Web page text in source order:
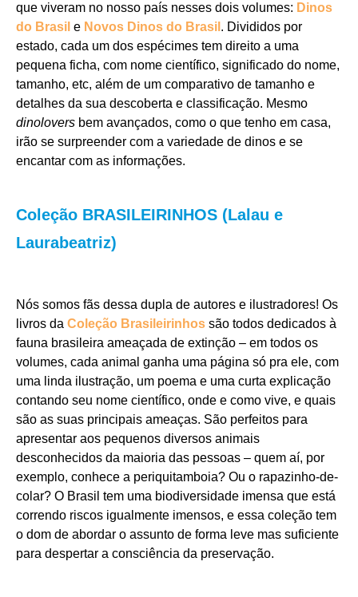
que viveram no nosso país nesses dois volumes: Dinos
do Brasil e Novos Dinos do Brasil . Divididos por
estado, cada um dos espécimes tem direito a uma
pequena ficha, com nome científico, significado do nome,
tamanho, etc, além de um comparativo de tamanho e
detalhes da sua descoberta e classificação. Mesmo
dinolovers bem avançados, como o que tenho em casa,
irão se surpreender com a variedade de dinos e se
encantar com as informações.
Coleção BRASILEIRINHOS (Lalau e
Laurabeatriz)
Nós somos fãs dessa dupla de autores e ilustradores! Os
livros da Coleção Brasileirinhos são todos dedicados à
fauna brasileira ameaçada de extinção – em todos os
volumes, cada animal ganha uma página só pra ele, com
uma linda ilustração, um poema e uma curta explicação
contando seu nome científico, onde e como vive, e quais
são as suas principais ameaças. São perfeitos para
apresentar aos pequenos diversos animais
desconhecidos da maioria das pessoas – quem aí, por
exemplo, conhece a periquitamboia? Ou o rapazinho-de-
colar? O Brasil tem uma biodiversidade imensa que está
correndo riscos igualmente imensos, e essa coleção tem
o dom de abordar o assunto de forma leve mas suficiente
para despertar a consciência da preservação.